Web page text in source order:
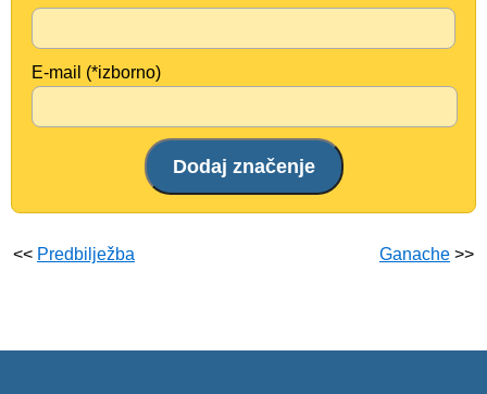
E-mail (*izborno)
<< Predbilježba Ganache >>